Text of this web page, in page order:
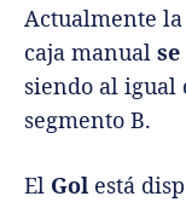
Actualmente
caja manual
siendo al igual
segmento B.
El Gol está